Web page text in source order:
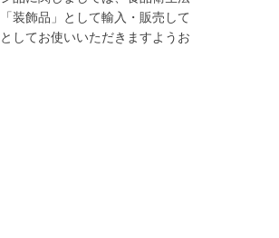
装飾品」として輸入・販売して
してお使いいただきますようお